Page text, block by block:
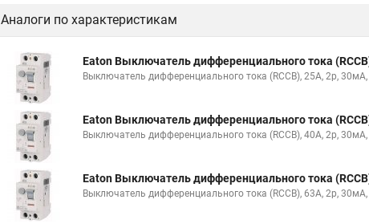
Аналоги по характеристикам
Eaton Выключатель дифференциального тока
Выключатель дифференциального тока (RCCB), 25A, 2p,
Eaton Выключатель дифференциального тока
Выключатель дифференциального тока (RCCB), 40A, 2p,
Eaton Выключатель дифференциального тока
Выключатель дифференциального тока (RCCB), 63A, 2p,